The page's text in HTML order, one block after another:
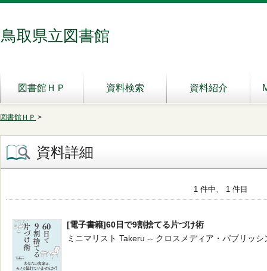
鳥取県立図書館
図書館ＨＰ 資料検索 資料紹介
図書館ＨＰ >
資料詳細
1 件中、 1 件目
[電子書籍]60日で9割捨てる片づけ術
ミニマリスト Takeru -- クロスメディア・パブリッ